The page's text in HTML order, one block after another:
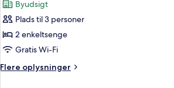
billeder
af
Værelse
med
2
enkeltsenge
Byudsigt
Plads til 3 personer
2 enkeltsenge
Gratis Wi-Fi
Flere oplysninger
Flere